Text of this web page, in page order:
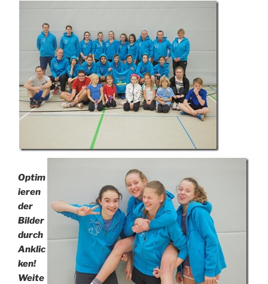
Optim
ieren
der
Bilder
durch
Anklic
ken!
Weite